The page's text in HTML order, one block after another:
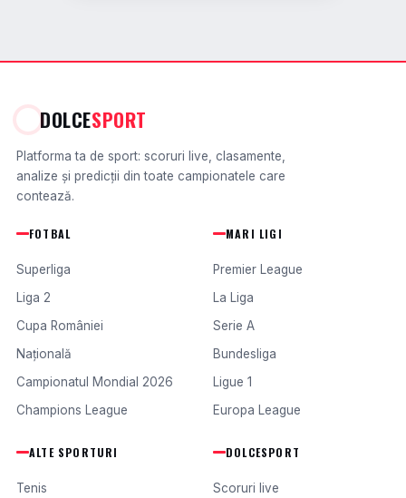
DOLCESPORT
Platforma ta de sport: scoruri live, clasamente,
analize și predicții din toate campionatele care
contează.
FOTBAL
Superliga
Liga 2
Cupa României
Națională
Campionatul Mondial 2026
Champions League
MARI LIGI
Premier League
La Liga
Serie A
Bundesliga
Ligue 1
Europa League
ALTE SPORTURI
Tenis
DOLCESPORT
Scoruri live